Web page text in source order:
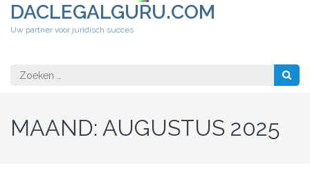
DACLEGALGURU.COM
Uw partner voor juridisch succes
Zoeken
naar:
MAAND: AUGUSTUS 2025